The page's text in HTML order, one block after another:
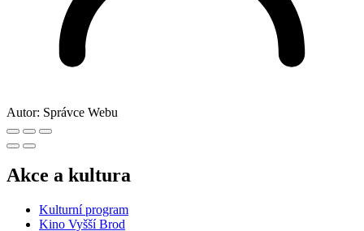
Autor: Správce Webu
Akce a kultura
Kulturní program
Kino Vyšší Brod